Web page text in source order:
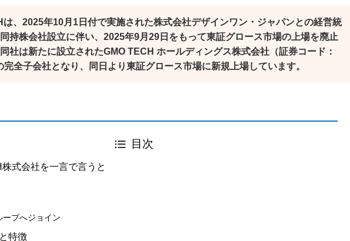
は、2025年10月1日付で実施された株式会社デザインワン・ジャパンとの経営統
持株会社設立に伴い、2025年9月29日をもって東証グロース市場の上場を廃止
社は新たに設立されたGMO TECH ホールディングス株式会社（証券コード：
全子会社となり、同日より東証グロース市場に新規上場しています。
目次
式会社を一言で言うと
ープへジョイン
特徴